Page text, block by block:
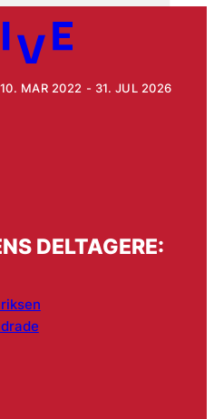
10. MAR 2022 - 31. JUL 2026
DELTAGERE: